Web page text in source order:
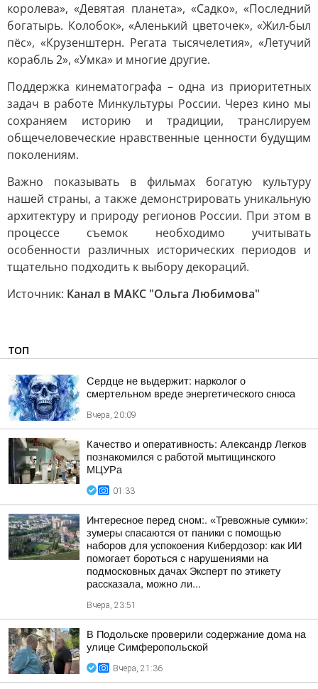
королева», «Девятая планета», «Садко», «Последний
богатырь. Колобок», «Аленький цветочек», «Жил-был
пёс», «Крузенштерн. Регата тысячелетия», «Летучий
корабль 2», «Умка» и многие другие.
Поддержка кинематографа – одна из приоритетных
задач в работе Минкультуры России. Через кино мы
сохраняем историю и традиции, транслируем
общечеловеческие нравственные ценности будущим
поколениям.
Важно показывать в фильмах богатую культуру
нашей страны, а также демонстрировать уникальную
архитектуру и природу регионов России. При этом в
процессе съемок необходимо учитывать
особенности различных исторических периодов и
тщательно подходить к выбору декораций.
Источник: Канал в МАКС "Ольга Любимова"
ТОП
Сердце не выдержит: нарколог о
смертельном вреде энергетического снюса
Вчера, 20:09
Качество и оперативность: Александр Легков
познакомился с работой мытищинского
МЦУРа
01:33
Интересное перед сном:. «Тревожные сумки»:
зумеры спасаются от паники с помощью
наборов для успокоения Кибердозор: как ИИ
помогает бороться с нарушениями на
подмосковных дачах Эксперт по этикету
рассказала, можно ли...
Вчера, 23:51
В Подольске проверили содержание дома на
улице Симферопольской
Вчера, 21:36